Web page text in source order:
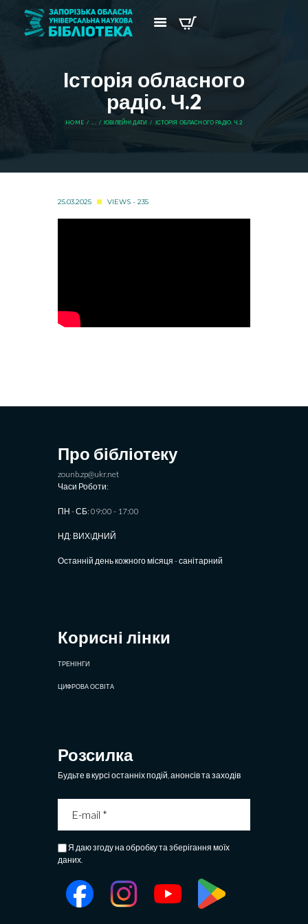
Історія обласного
радіо. Ч.2
HOME ... ЮВІЛЕЙНІ ДАТИ ІСТОРІЯ ОБЛАСНОГО РАДІО. Ч.2
25.03.2025 VIEWS - 235
Про бібліотеку
zounb.zp@ukr.net
Часи Роботи:
ПН - СБ: 09:00 - 17:00
НД: ВИХIДНИЙ
Останній день кожного місяця - санітарний
Корисні лінки
ТРЕНІНГИ
ЦИФРОВА ОСВІТА
Розсилка
Будьте в курсі останніх подій, анонсів та заходів
Я даю згоду на обробку та зберігання моїх
даних.